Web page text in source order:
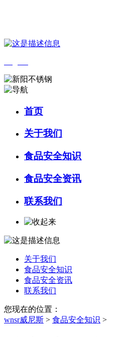
首页
关于我们
食品安全知识
食品安全资讯
联系我们
关于我们
食品安全知识
食品安全资讯
联系我们
您现在的位置：
wnsr威尼斯 > 食品安全知识 >